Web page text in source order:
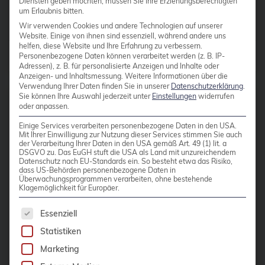
Daemonset
Daten-Tiering
Datenrettung
Datenschutz
DebConf
debconf24
debezium
Debian
debian 11
debian 13
debian release
DecompileD
Deployment
Beiträge vonJan Bolle
10 DEZEMBER 2020
QR-Codes für TOTP-
Secrets erstellen
Im Artikel Zwei-Faktor-
Authentisierung für OpenSSH und
OpenVPN wurde ein einfacher Weg
fähiger Dienste durch eine Zwei-
um Erlaubnis bitten.
Wir verwenden Cookies und andere Technologien auf unserer
Website. Einige von ihnen sind essenziell, während andere uns
helfen, diese Website und Ihre Erfahrung zu verbessern.
Personenbezogene Daten können verarbeitet werden (z. B. IP-
Adressen), z. B. für personalisierte Anzeigen und Inhalte oder
Anzeigen- und Inhaltsmessung. Weitere Informationen über die
Verwendung Ihrer Daten finden Sie in unserer Datenschutzerklärung.
Sie können Ihre Auswahl jederzeit unter Einstellungen widerrufen
oder anpassen.
Einige Services verarbeiten personenbezogene Daten in den USA.
Mit Ihrer Einwilligung zur Nutzung dieser Services stimmen Sie auch
der Verarbeitung Ihrer Daten in den USA gemäß Art. 49 (1) lit. a
DSGVO zu. Das EuGH stuft die USA als Land mit unzureichendem
Datenschutz nach EU-Standards ein. So besteht etwa das Risiko,
dass US-Behörden personenbezogene Daten in
Überwachungsprogrammen verarbeiten, ohne bestehende
Klagemöglichkeit für Europäer.
Es folgt eine Liste der Service-Gruppen, für die
Essenziell
Statistiken
Marketing